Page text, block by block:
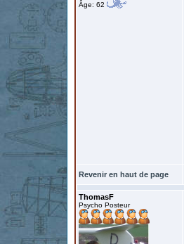
Âge: 62
Revenir en haut de page
ThomasF
Psycho Posteur